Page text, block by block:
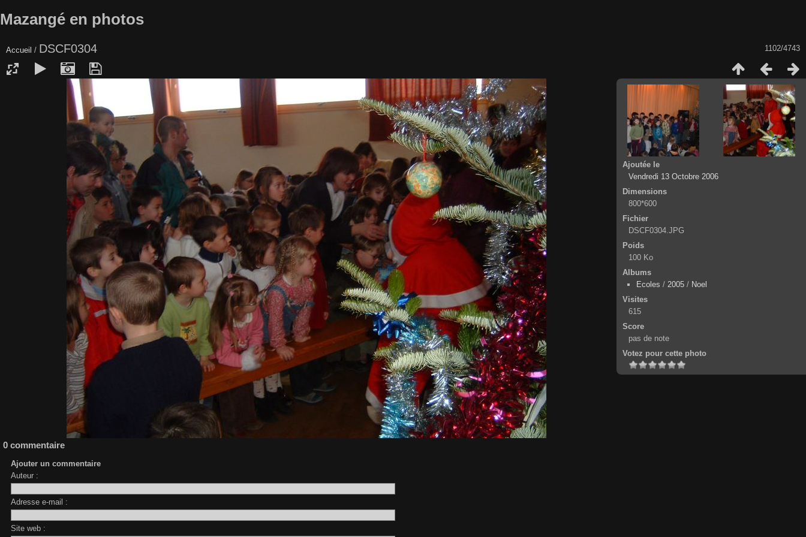
Mazangé en photos
1102/4743
Accueil / DSCF0304
Ajoutée le
Vendredi 13 Octobre 2006
Dimensions
800*600
Fichier
DSCF0304.JPG
Poids
100 Ko
Albums
Ecoles / 2005 / Noel
Visites
615
Score
pas de note
Votez pour cette photo
0 commentaire
Ajouter un commentaire
Auteur :
Adresse e-mail :
Site web :